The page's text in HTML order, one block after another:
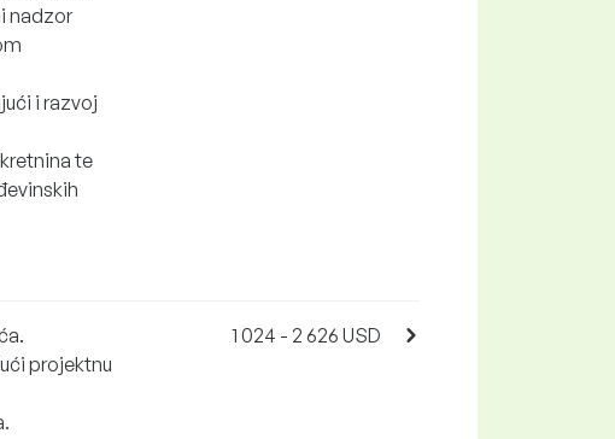
nadzor
i razvoj
te
projektnu
1 024 - 2 626 USD